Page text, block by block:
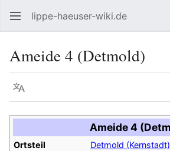
lippe-haeuser-wiki.de
Ameide 4 (Detmold)
Sprache
Ameide 4
Ortsteil
Detmold (Kernstadt)